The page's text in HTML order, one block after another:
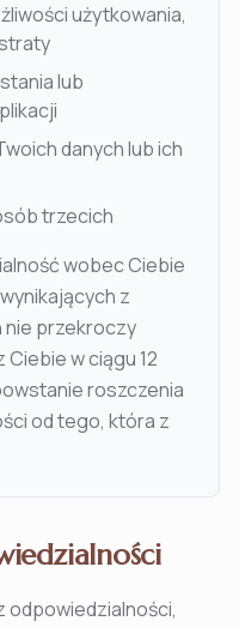
użytkowania,
lub
danych lub ich
trzecich
wobec Ciebie
z
nie przekroczy
w ciągu 12
roszczenia
od tego, która z
odpowiedzialności,